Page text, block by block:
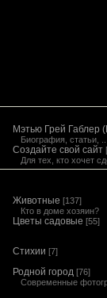
Мэтью Грей Габлер
Биография, статьи,
Создайте свой сайт
Для тех, кто хочет
Животные [137]
Кто в доме хозяин?
Цветы садовые [55]
Стихии [7]
Родной город [76]
Современные